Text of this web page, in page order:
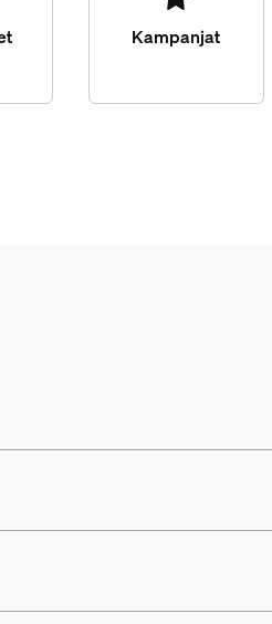
Kampanjat